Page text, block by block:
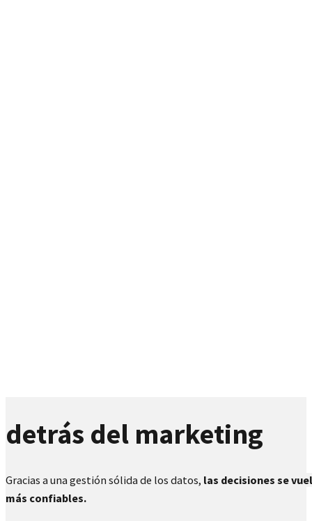
detrás del marketing
Gracias a una gestión sólida de los datos, las decisiones se
más confiables.